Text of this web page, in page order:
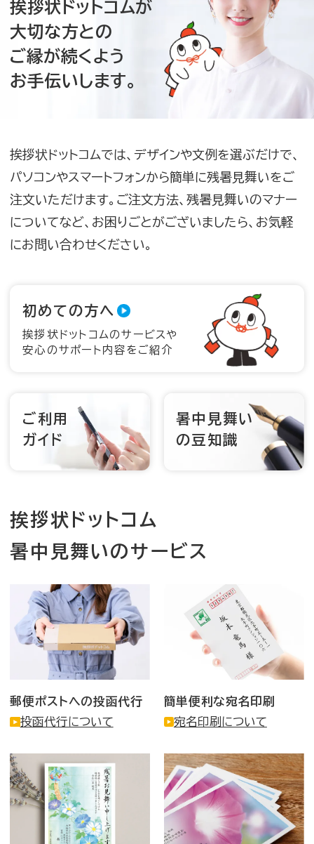
挨拶状ドットコムが
大切な方との
ご縁が続くよう
お手伝いします。
挨拶状ドットコムでは、デザインや文例を選ぶだけで、
パソコンやスマートフォンから簡単に残暑見舞いをご
注文いただけます。ご注文方法、残暑見舞いのマナー
についてなど、お困りごとがございましたら、お気軽
にお問い合わせください。
初めての方へ
挨拶状ドットコムのサービスや
安心のサポート内容をご紹介
ご利用
ガイド
暑中見舞い
の豆知識
挨拶状ドットコム
暑中見舞いのサービス
郵便ポストへの投函代行
投函代行について
簡単便利な宛名印刷
宛名印刷について